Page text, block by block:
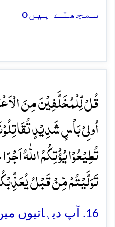
سمجھتے ہیںo
قُلۡ لِّلۡمُخَلَّفِیۡنَ مِنَ
اُولِیۡ بَاۡسٍ شَدِیۡدٍ
تُطِیۡعُوۡا یُؤۡتِکُمُ اللّٰہُ
تَوَلَّیۡتُمۡ مِّنۡ قَبۡلُ یُعَذِّبۡکُمۡ
16. آپ دیہاتیوں